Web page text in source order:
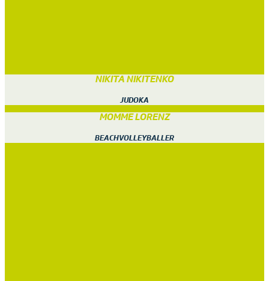
NIKITA NIKITENKO
JUDOKA
MOMME LORENZ
BEACHVOLLEYBALLER